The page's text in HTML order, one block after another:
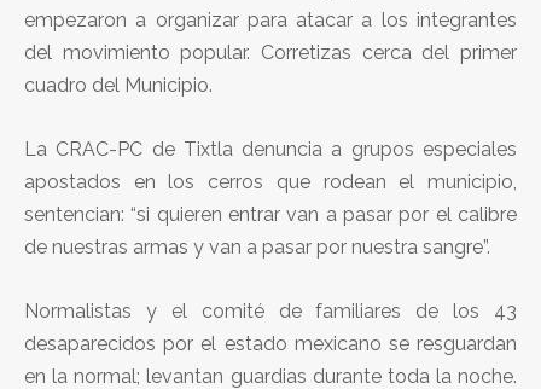
empezaron a organizar para atacar a los integrantes
del movimiento popular. Corretizas cerca del primer
cuadro del Municipio.
La CRAC-PC de Tixtla denuncia a grupos especiales
apostados en los cerros que rodean el municipio,
sentencian: “si quieren entrar van a pasar por el calibre
de nuestras armas y van a pasar por nuestra sangre”.
Normalistas y el comité de familiares de los 43
desaparecidos por el estado mexicano se resguardan
en la normal; levantan guardias durante toda la noche.